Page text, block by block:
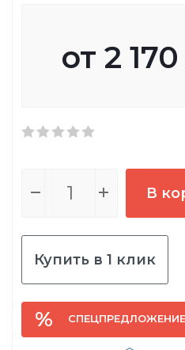
от 2 170
В
Купить в 1 клик